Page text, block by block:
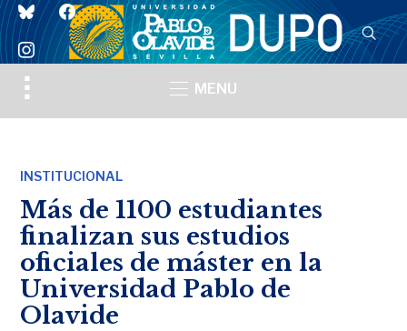
blueskyfacebook
instagram
Toggle
sidebar
MENU
INSTITUCIONAL
Más de 1100 estudiantes
finalizan sus estudios
oficiales de máster en la
Universidad Pablo de
Olavide